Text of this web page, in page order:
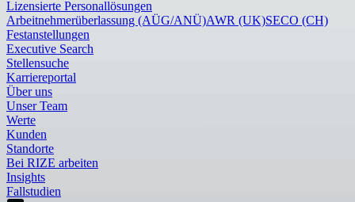
Lizensierte Personallösungen
Arbeitnehmerüberlassung (AÜG/ANÜ)AWR (UK)SECO (CH)
Festanstellungen
Executive Search
Stellensuche
Karriereportal
Über uns
Unser Team
Werte
Kunden
Standorte
Bei RIZE arbeiten
Insights
Fallstudien